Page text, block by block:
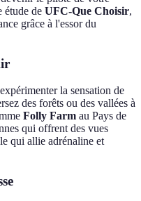
étude de UFC-Que Choisir,
grâce à l'essor du
la sensation de
des forêts ou des vallées à
Folly Farm au Pays de
qui offrent des vues
qui allie adrénaline et